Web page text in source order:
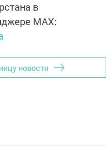
в
MАХ:
новости